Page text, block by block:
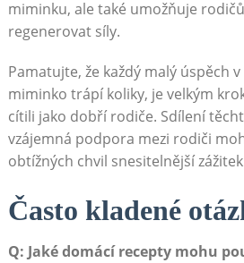
miminku, ale také umožňuje
regenerovat síly.
Pamatujte, že každý malý úspěch
miminko trápí koliky, je velkým
cítili jako dobří rodiče. Sdílení
vzájemná podpora mezi rodiči
obtížných chvil snesitelnější
Často kladené
Q: Jaké domácí recepty mohu